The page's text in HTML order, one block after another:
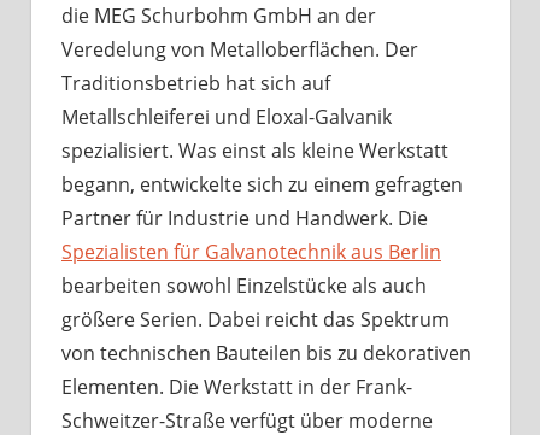
die MEG Schurbohm GmbH an der
Veredelung von Metalloberflächen. Der
Traditionsbetrieb hat sich auf
Metallschleiferei und Eloxal-Galvanik
spezialisiert. Was einst als kleine Werkstatt
begann, entwickelte sich zu einem gefragten
Partner für Industrie und Handwerk. Die
Spezialisten für Galvanotechnik aus Berlin
bearbeiten sowohl Einzelstücke als auch
größere Serien. Dabei reicht das Spektrum
von technischen Bauteilen bis zu dekorativen
Elementen. Die Werkstatt in der Frank-
Schweitzer-Straße verfügt über moderne